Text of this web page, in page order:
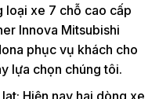
loại xe 7 chỗ cao cấp
Innova Mitsubishi
phục vụ khách cho
lựa chọn chúng tôi.